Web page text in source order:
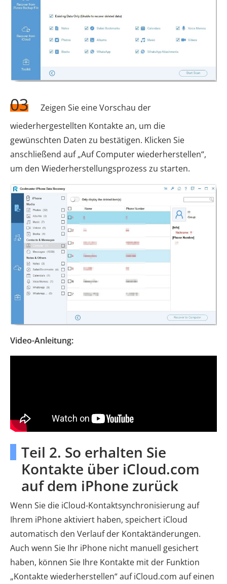
03
Zeigen Sie eine Vorschau der
wiederhergestellten Kontakte an, um die
gewünschten Daten zu bestätigen. Klicken Sie
anschließend auf „Auf Computer wiederherstellen“,
um den Wiederherstellungsprozess zu starten.
Video-Anleitung:
Teil 2. So erhalten Sie
Kontakte über iCloud.com
auf dem iPhone zurück
Wenn Sie die iCloud-Kontaktsynchronisierung auf
Ihrem iPhone aktiviert haben, speichert iCloud
automatisch den Verlauf der Kontaktänderungen.
Auch wenn Sie Ihr iPhone nicht manuell gesichert
haben, können Sie Ihre Kontakte mit der Funktion
„Kontakte wiederherstellen“ auf iCloud.com auf einen